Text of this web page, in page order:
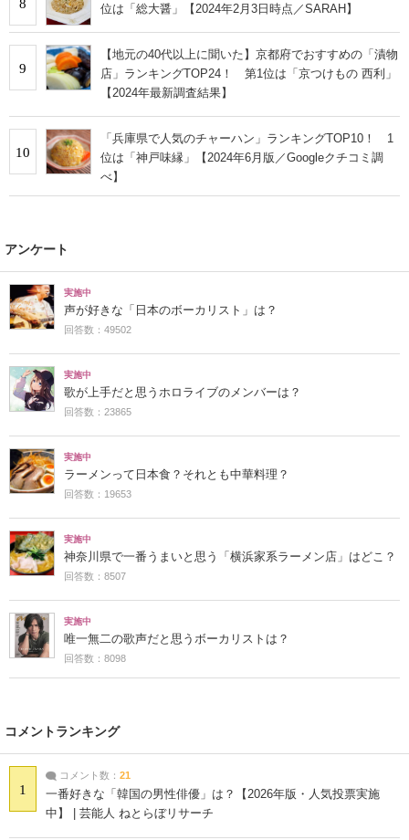
8 位は「総大醤」【2024年2月3日時点／SARAH】
9
【地元の40代以上に聞いた】京都府でおすすめの「漬物
店」ランキングTOP24！ 第1位は「京つけもの 西利」
【2024年最新調査結果】
10
「兵庫県で人気のチャーハン」ランキングTOP10！ 1
位は「神戸味縁」【2024年6月版／Googleクチコミ調
べ】
アンケート
実施中
声が好きな「日本のボーカリスト」は？
回答数：49502
実施中
歌が上手だと思うホロライブのメンバーは？
回答数：23865
実施中
ラーメンって日本食？それとも中華料理？
回答数：19653
実施中
神奈川県で一番うまいと思う「横浜家系ラーメン店」はどこ？
回答数：8507
実施中
唯一無二の歌声だと思うボーカリストは？
回答数：8098
コメントランキング
1
コメント数： 21
一番好きな「韓国の男性俳優」は？【2026年版・人気投票実施
中】 | 芸能人 ねとらぼリサーチ